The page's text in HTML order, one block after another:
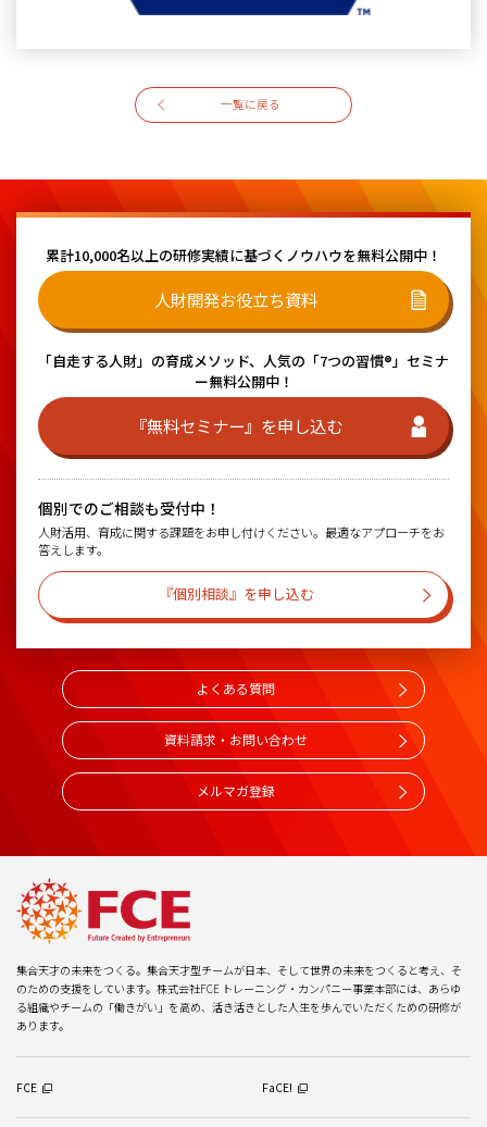
一覧に戻る
累計10,000名以上の研修実績に基づく ノウハウを無料公開中！
人財開発お役立ち資料
「自走する人財」の育成メソッド、 人気の「7つの習慣®」セミナ
ー無料公開中！
『無料セミナー』を申し込む
個別でのご相談も受付中！
人財活用、育成に関する課題をお申し付けください。最適なアプローチをお
答えします。
『個別相談』を申し込む
よくある質問
資料請求・お問い合わせ
メルマガ登録
集合天才の未来をつくる。集合天才型チームが日本、そして世界の未来をつくると考え、そ
のための支援をしています。株式会社FCE トレーニング・カンパニー事業本部には、あらゆ
る組織やチームの「働きがい」を高め、活き活きとした人生を歩んでいただくための研修が
あります。
FCE FaCE!